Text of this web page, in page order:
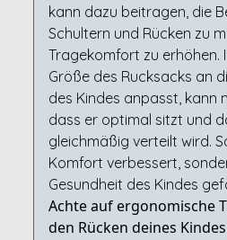
kann dazu beitragen, die
Schultern und Rücken zu
Tragekomfort zu erhöhen.
Größe des Rucksacks an
des Kindes anpasst, kann
dass er optimal sitzt und
gleichmäßig verteilt wird.
Komfort verbessert,
Gesundheit des Kindes
Achte auf ergonomische
den Rücken deines